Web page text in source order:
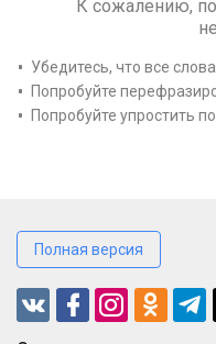
К сожалению,
Убедитесь, что все
Попробуйте
Попробуйте упростить
Полная версия